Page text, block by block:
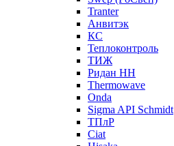
Tranter
Анвитэк
КС
Теплоконтроль
ТИЖ
Ридан НН
Thermowave
Onda
Sigma API Schmidt
ТПлР
Ciat